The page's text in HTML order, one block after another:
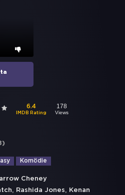
6.4
IMDB Rating
178
Views
)
Komödie
Cheney
, Rashida Jones,
Kenan